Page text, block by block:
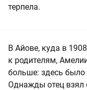
терпела.
В Айове, куда в
к родителям,
больше: здесь было
Однажды отец взял